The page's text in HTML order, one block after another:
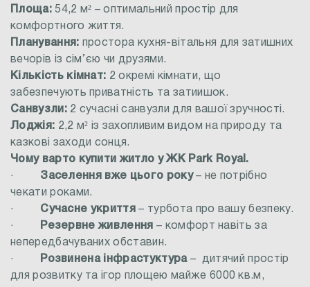
Площа:54,2 м² – оптимальний простір для
комфортного життя.
Планування: простора кухня-вітальня для затишних
вечорів із сім’єю чи друзями.
Кількість кімнат: 2 окремі кімнати, що
забезпечують приватність та затиишок.
Санвузли:2 сучасні санвузли для вашої зручності.
Лоджія: 2,2 м² із захопливим видом на природу та
казкові заходи сонця.
Чому варто купити житло у ЖК Park Royal.
· Заселення вже цього року– не потрібно
чекати роками.
· Сучасне укриття – турбота про вашу безпеку.
·
Резервне живлення – комфорт навіть за
непередбачуваних обставин.
·
Розвинена інфрастуктура– дитячий простір
для розвитку та ігор площею майже 6000 кв.м,